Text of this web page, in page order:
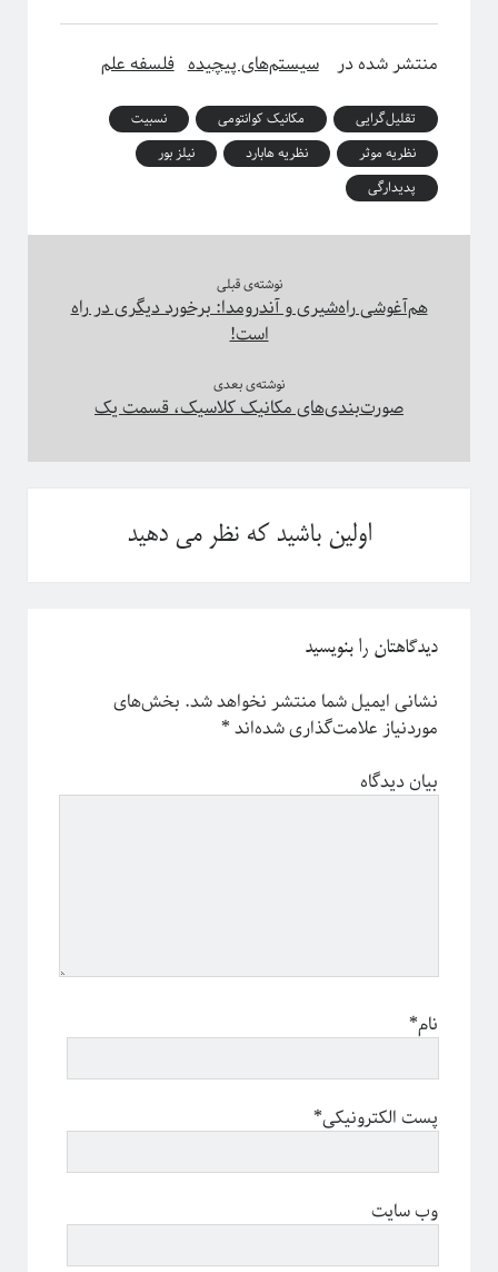
اطلاعات
خوراک ورودی‌ها
خوراک دیدگاه‌ها
وردپرس
This work is licensed under aCreative Commons Attribution-
منتشر شده در سیستم‌های پیچیده فلسفه علم
تقلیل‌گرایی مکانیک کوانتومی
نسبیت
نظریه موثر
نظریه هابارد
نیلز بور
پدیدارگی
نوشته‌ی قبلی
هم‌آغوشی راه‌شیری و آندرومدا:‌ برخورد دیگری در راه
است!
نوشته‌ی بعدی
صورت‌بندی‌های مکانیک کلاسیک، قسمت یک
اولین باشید که نظر می دهید
دیدگاهتان را بنویسید
نشانی ایمیل شما منتشر نخواهد شد. بخش‌های
موردنیاز علامت‌گذاری شده‌اند*
بیان دیدگاه
نام*
پست الکترونیکی*
وب سایت